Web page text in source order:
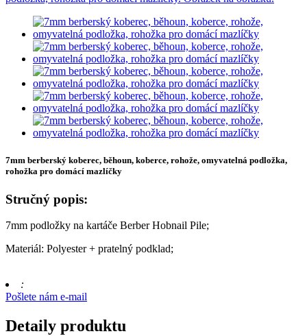
7mm berberský koberec, běhoun, koberce, rohože, omyvatelná podložka,
rohožka pro domácí mazlíčky
Stručný popis:
7mm podložky na kartáče Berber Hobnail Pile;
Materiál: Polyester + pratelný podklad;
:
Pošlete nám e-mail
Detaily produktu